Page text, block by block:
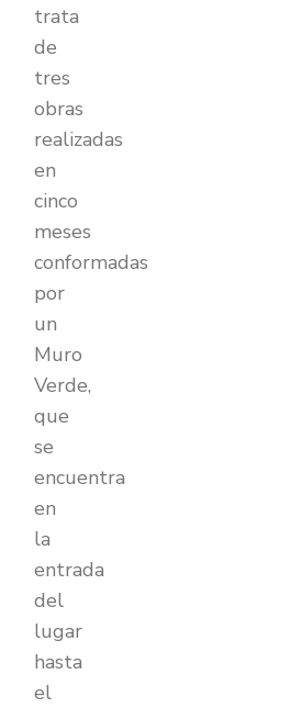
trata
de
tres
obras
realizadas
en
cinco
meses
conformadas
por
un
Muro
Verde,
que
se
encuentra
en
la
entrada
del
lugar
hasta
el